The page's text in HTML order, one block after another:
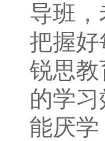
导班
把握
锐思
的学
能厌